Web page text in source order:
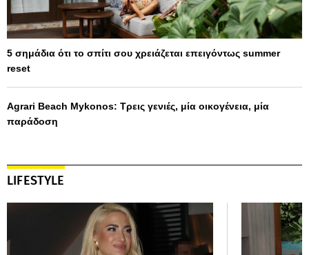
5 σημάδια ότι το σπίτι σου χρειάζεται επειγόντως summer
reset
Agrari Beach Mykonos: Τρεις γενιές, μία οικογένεια, μία
παράδοση
LIFESTYLE